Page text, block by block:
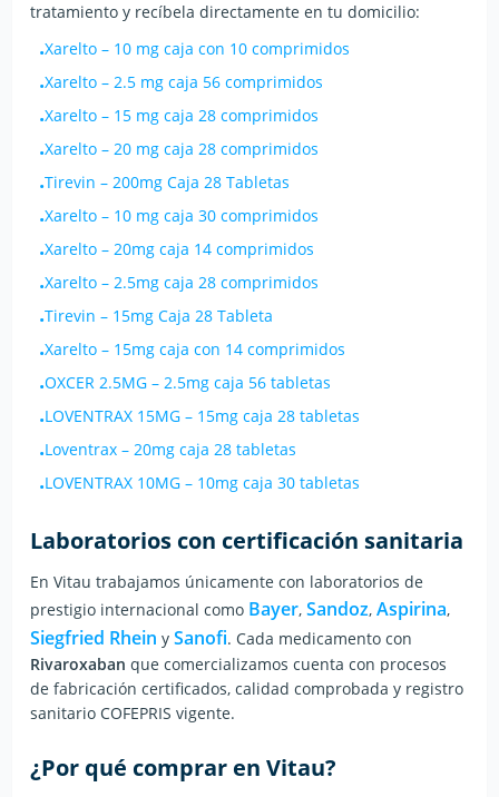
tratamiento y recíbela directamente en tu domicilio:
•Xarelto– 10 mg caja con 10 comprimidos
•Xarelto–2.5 mg caja 56 comprimidos
•Xarelto– 15 mg caja 28 comprimidos
•Xarelto–20 mg caja 28 comprimidos
•Tirevin –200mg Caja 28 Tabletas
•Xarelto– 10 mg caja 30 comprimidos
•Xarelto–20mg caja 14 comprimidos
•Xarelto–2.5mg caja 28 comprimidos
•Tirevin – 15mg Caja 28 Tableta
•Xarelto – 15mg caja con 14 comprimidos
•OXCER 2.5MG –2.5mg caja 56 tabletas
•LOVENTRAX 15MG – 15mg caja 28 tabletas
•Loventrax –20mg caja 28 tabletas
•LOVENTRAX 10MG – 10mg caja 30 tabletas
Laboratorios con certificación sanitaria
En Vitau trabajamos únicamente con laboratorios de
prestigio internacional como Bayer,Sandoz,Aspirina,
Siegfried Rhein ySanofi.Cada medicamento con
Rivaroxaban que comercializamos cuenta con procesos
de fabricación certificados, calidad comprobada y registro
sanitario COFEPRIS vigente.
¿Por qué comprar en Vitau?